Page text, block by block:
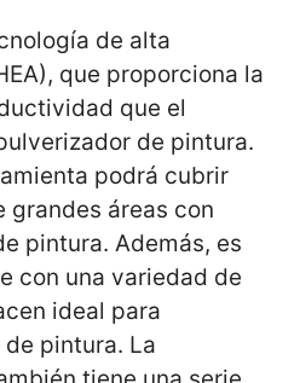
de alta
que proporciona la
que el
de pintura.
podrá cubrir
áreas con
pintura. Además, es
con una variedad de
ideal para
pintura. La